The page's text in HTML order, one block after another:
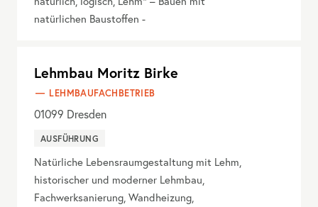
natürlichen Baustoffen -
Lehmbau Moritz Birke
LEHMBAUFACHBETRIEB
01099 Dresden
AUSFÜHRUNG
Natürliche Lebensraumgestaltung mit Lehm,
historischer und moderner Lehmbau,
Fachwerksanierung, Wandheizung,